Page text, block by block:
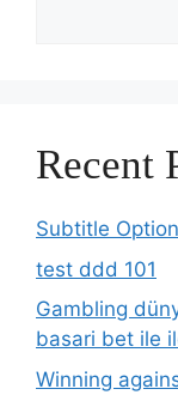
Recent
Subtitle
test ddd 101
Gambling
basari bet ile
Winning